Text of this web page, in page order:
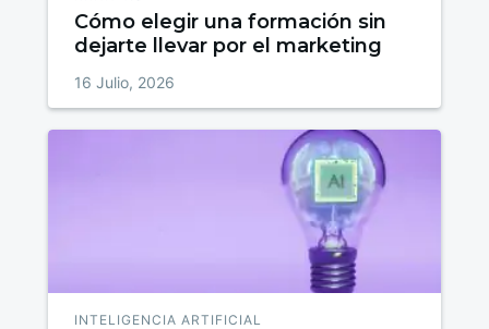
Cómo elegir una formación sin
dejarte llevar por el marketing
16 Julio, 2026
INTELIGENCIA ARTIFICIAL